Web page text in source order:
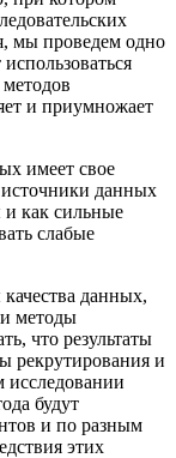
мы проведем одно
и приумножает
имеет свое
данных
и как сильные
слабые
данных,
методы
что результаты
рекрутирования и
исследовании
будут
и по разным
этих